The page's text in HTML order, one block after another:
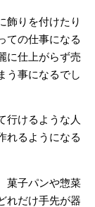
飾りを付けたり
ての仕事になる
に仕上がらず売
う事になるでし
行けるような人
れるようになる
菓子パンや惣菜
れだけ手先が器